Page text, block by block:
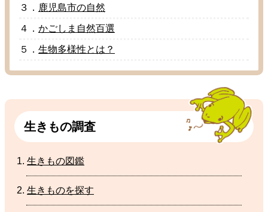
３． 鹿児島市の自然
４． かごしま 自然百選
５． 生物多様性とは？
生きもの調査
生きもの図鑑
生きものを探す